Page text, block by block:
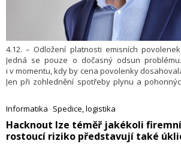
4.12. – Odložení platnosti emisních
Jedná se pouze o dočasný odsun
i v momentu, kdy by cena povolenky
Jen při zohlednění spotřeby plynu a
hrozí, že povolenky mohou výrazně
vlády by však pro Česko byl z finančního
horší. Ani jedno řešení povolenek tak
komentáři to uvádí jednatel společnosti
Informatika Spedice, logistika
​Hacknout lze téměř jakékoli
rostoucí riziko představují také